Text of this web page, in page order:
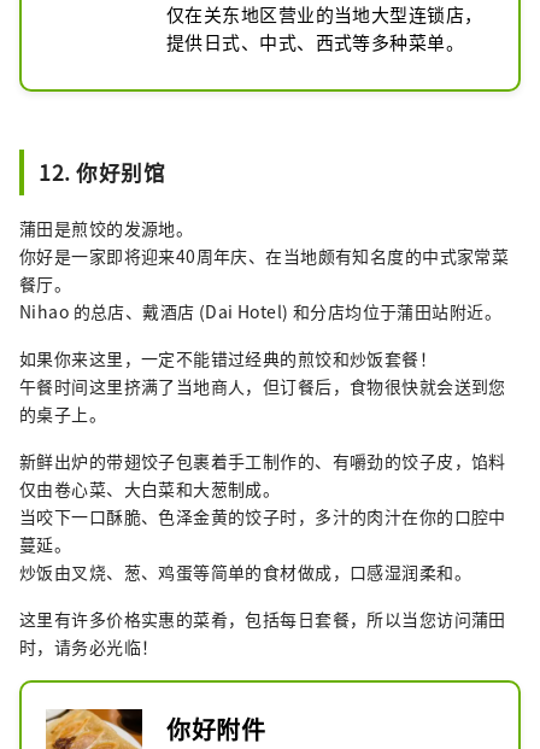
仅在关东地区营业的当地大型连锁店，
提供日式、中式、西式等多种菜单。
12. 你好别馆
蒲田是煎饺的发源地。
你好是一家即将迎来40周年庆、在当地颇有知名度的中式家常菜
餐厅。
Nihao 的总店、戴酒店 (Dai Hotel) 和分店均位于蒲田站附近。
如果你来这里，一定不能错过经典的煎饺和炒饭套餐！
午餐时间这里挤满了当地商人，但订餐后，食物很快就会送到您
的桌子上。
新鲜出炉的带翅饺子包裹着手工制作的、有嚼劲的饺子皮，馅料
仅由卷心菜、大白菜和大葱制成。
当咬下一口酥脆、色泽金黄的饺子时，多汁的肉汁在你的口腔中
蔓延。
炒饭由叉烧、葱、鸡蛋等简单的食材做成，口感湿润柔和。
这里有许多价格实惠的菜肴，包括每日套餐，所以当您访问蒲田
时，请务必光临！
你好附件